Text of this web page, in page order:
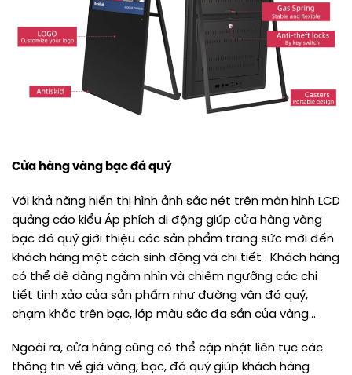
Cửa hàng vàng bạc đá quý
Với khả năng hiển thị hình ảnh sắc nét trên màn hình LCD
quảng cáo kiểu Áp phích di động giúp cửa hàng vàng
bạc đá quý giới thiệu các sản phẩm trang sức mới đến
khách hàng một cách sinh động và chi tiết . Khách hàng
có thể dễ dàng ngắm nhìn và chiêm ngưỡng các chi
tiết tinh xảo của sản phẩm như đường vân đá quý,
chạm khắc trên bạc, lớp màu sắc đa sần của vàng…
Ngoài ra, cửa hàng cũng có thể cập nhật liên tục các
thông tin về giá vàng, bạc, đá quý giúp khách hàng